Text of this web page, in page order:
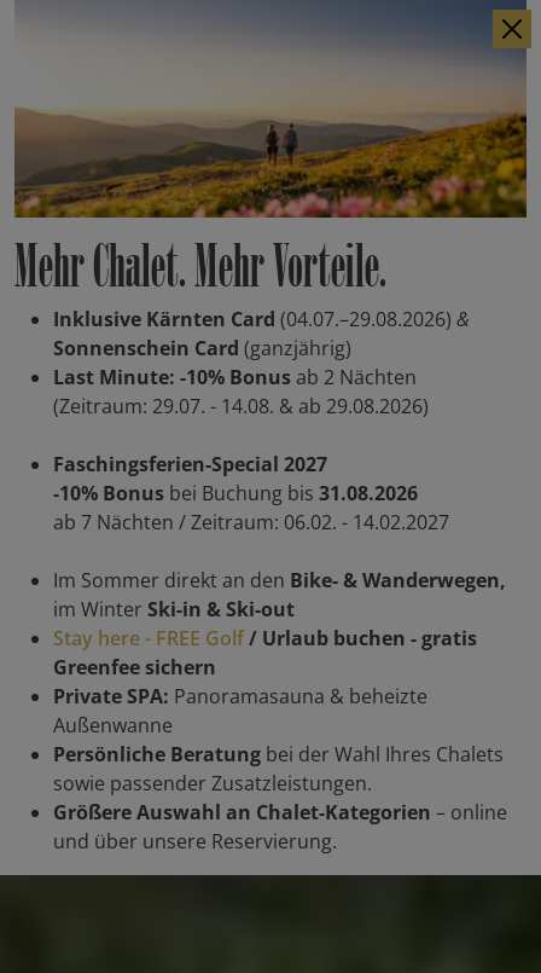
Mehr Chalet. Mehr Vorteile.
Inklusive Kärnten Card (04.07.–29.08.2026) &
Sonnenschein Card (ganzjährig)
Last Minute: -10% Bonus ab 2 Nächten
(Zeitraum: 29.07. - 14.08. & ab 29.08.2026)
Faschingsferien-Special 2027
-10% Bonus bei Buchung bis 31.08.2026
ab 7 Nächten / Zeitraum: 06.02. - 14.02.2027
Im Sommer direkt an den Bike- & Wanderwegen,
im Winter Ski-in & Ski-out
Stay here - FREE Golf/ Urlaub buchen - gratis
Greenfee sichern
Private SPA: Panoramasauna & beheizte
Außenwanne
Persönliche Beratung bei der Wahl Ihres Chalets
sowie passender Zusatzleistungen.
Größere Auswahl an Chalet-Kategorien – online
und über unsere Reservierung.